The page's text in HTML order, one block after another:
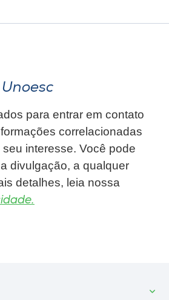
para entrar em contato
correlacionadas
interesse. Você pode
divulgação, a qualquer
detalhes, leia nossa